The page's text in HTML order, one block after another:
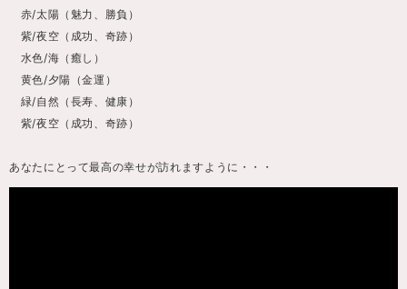
赤/太陽（魅力、勝負）
紫/夜空（成功、奇跡）
水色/海（癒し）
黄色/夕陽（金運）
緑/自然（長寿、健康）
紫/夜空（成功、奇跡）
あなたにとって最高の幸せが訪れますように・・・